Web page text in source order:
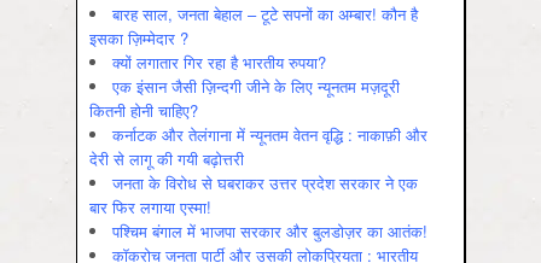
बारह साल, जनता बेहाल – टूटे सपनों का अम्बार! कौन है
इसका ज़िम्मेदार ?
क्यों लगातार गिर रहा है भारतीय रुपया?
एक इंसान जैसी ज़िन्दगी जीने के लिए न्यूनतम मज़दूरी
कितनी होनी चाहिए?
कर्नाटक और तेलंगाना में न्यूनतम वेतन वृद्धि : नाकाफ़ी और
देरी से लागू की गयी बढ़ोत्तरी
जनता के विरोध से घबराकर उत्तर प्रदेश सरकार ने एक
बार फिर लगाया एस्मा!
पश्चिम बंगाल में भाजपा सरकार और बुलडोज़र का आतंक!
कॉकरोच जनता पार्टी और उसकी लोकप्रियता : भारतीय